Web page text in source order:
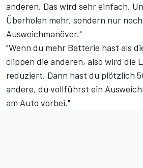
anderen. Das wird sehr einfach.
Überholen mehr, sondern nur
Ausweichmanöver."
"Wenn du mehr Batterie hast als
clippen die anderen, also wird die
reduziert. Dann hast du plötzlich
andere, du vollführst ein
am Auto vorbei."